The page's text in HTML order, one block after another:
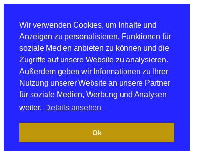
Wir verwenden Cookies, um Inhalte und
Anzeigen zu personalisieren, Funktionen für
soziale Medien anbieten zu können und die
Zugriffe auf unsere Website zu analysieren.
Außerdem geben wir Informationen zu Ihrer
Nutzung unserer Website an unsere Partner
für soziale Medien, Werbung und Analysen
weiter. Details ansehen
Ok